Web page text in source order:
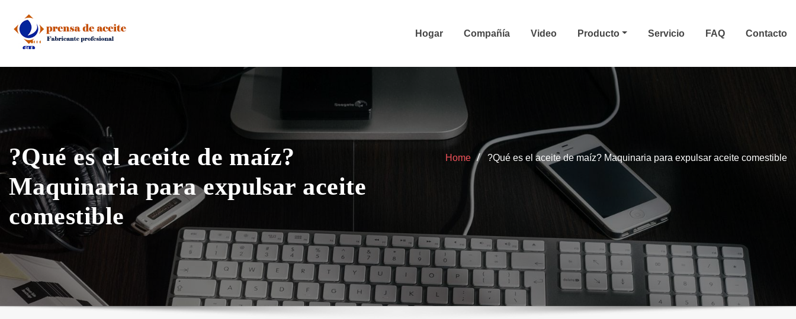
content
Hogar Compañía Video Producto Servicio FAQ Contacto
?Qué es el aceite de maíz?
Maquinaria para expulsar aceite
comestible
Home ?Qué es el aceite de maíz? Maquinaria para expulsar aceite comestible